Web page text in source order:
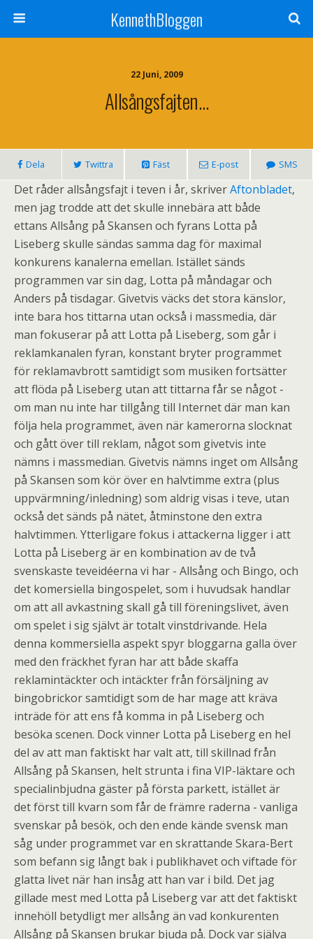
KennethBloggen
22 Juni, 2009
Allsångsfajten…
Dela Twittra Fäst E-post SMS
Det råder allsångsfajt i teven i år, skriverAftonbladet,
men jag trodde att det skulle innebära att både
ettans Allsång på Skansen och fyrans Lotta på
Liseberg skulle sändas samma dag för maximal
konkurens kanalerna emellan. Istället sänds
programmen var sin dag, Lotta på måndagar och
Anders på tisdagar. Givetvis väcks det stora känslor,
inte bara hos tittarna utan också i massmedia, där
man fokuserar på att Lotta på Liseberg, som går i
reklamkanalen fyran, konstant bryter programmet
för reklamavbrott samtidigt som musiken fortsätter
att flöda på Liseberg utan att tittarna får se något -
om man nu inte har tillgång till Internet där man kan
följa hela programmet, även när kamerorna slocknat
och gått över till reklam, något som givetvis inte
nämns i massmedian. Givetvis nämns inget om Allsång
på Skansen som kör över en halvtimme extra (plus
uppvärmning/inledning) som aldrig visas i teve, utan
också det sänds på nätet, åtminstone den extra
halvtimmen. Ytterligare fokus i attackerna ligger i att
Lotta på Liseberg är en kombination av de två
svenskaste teveidéerna vi har - Allsång och Bingo, och
det komersiella bingospelet, som i huvudsak handlar
om att all avkastning skall gå till föreningslivet, även
om spelet i sig självt är totalt vinstdrivande. Hela
denna kommersiella aspekt spyr bloggarna galla över
med den fräckhet fyran har att både skaffa
reklamintäckter och intäckter från försäljning av
bingobrickor samtidigt som de har mage att kräva
inträde för att ens få komma in på Liseberg och
besöka scenen. Dock vinner Lotta på Liseberg en hel
del av att man faktiskt har valt att, till skillnad från
Allsång på Skansen, helt strunta i fina VIP-läktare och
specialinbjudna gäster på första parkett, istället är
det först till kvarn som får de främre raderna - vanliga
svenskar på besök, och den ende kände svensk man
såg under programmet var en skrattande Skara-Bert
som befann sig långt bak i publikhavet och viftade för
glatta livet när han insåg att han var i bild. Det jag
gillade mest med Lotta på Liseberg var att det faktiskt
innehöll betydligt mer allsång än vad konkurenten
Allsång på Skansen brukar bjuda på. Dock var själva